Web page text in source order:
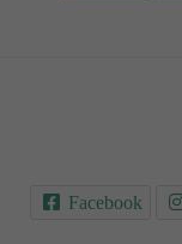
Facebook